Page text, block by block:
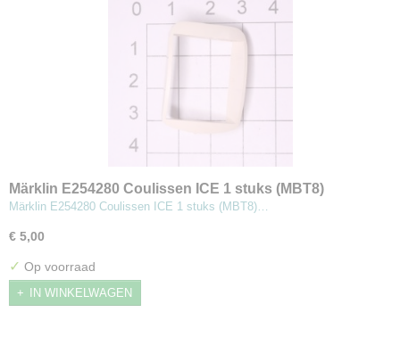
Märklin E254280 Coulissen ICE 1 stuks (MBT8)
Märklin E254280 Coulissen ICE 1 stuks (MBT8)…
€ 5,00
✓ Op voorraad
IN WINKELWAGEN